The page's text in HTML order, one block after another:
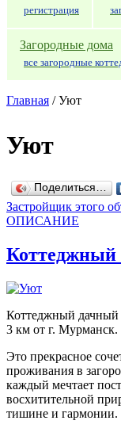
регистрация
Загородные дома
все загородные
Главная /Уют
Уют
Поделиться…
Застройщик
ОПИСАНИЕ
Коттеджный
Коттеджный
3 км от г. Мурманск.
Это прекрасное
проживания в
каждый мечтает
восхитительной
тишине и гармонии.